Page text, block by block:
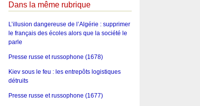
Dans la même rubrique
L’illusion dangereuse de l’Algérie : supprimer
le français des écoles alors que la société le
parle
Presse russe et russophone (1678)
Kiev sous le feu : les entrepôts logistiques
détruits
Presse russe et russophone (1677)